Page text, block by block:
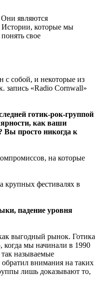
Они являются
Истории, которые мы
свое
собой, и некоторые из
запись «Radio Cornwall»
готик-рок-группой
как ваши
Вы просто никогда к
на которые
крупных фестивалях в
падение уровня
выгодный рынок. Готика
когда мы начинали в 1990
называемые
внимания на таких
лишь доказывают то,